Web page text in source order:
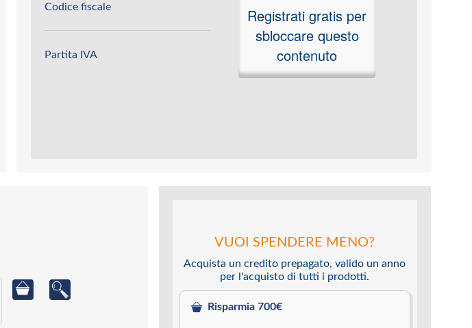
Codice fiscale
Partita IVA
Registrati gratis per
sbloccare questo
contenuto
VUOI SPENDERE MENO?
Acquista un credito prepagato, valido un anno
per l'acquisto di tutti i prodotti.
Risparmia 700€